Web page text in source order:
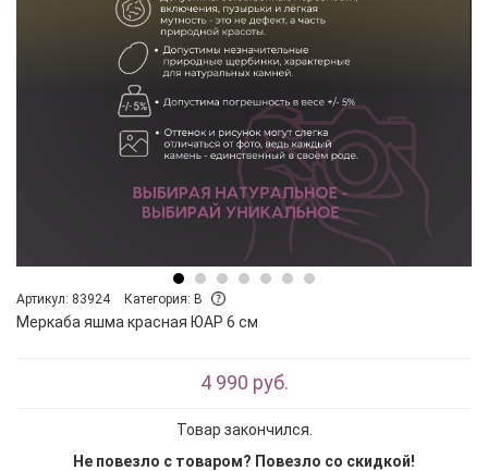
Артикул: 83924 Категория: B
Меркаба яшма красная ЮАР 6 см
4 990 руб.
Товар закончился.
Не повезло с товаром? Повезло со скидкой!